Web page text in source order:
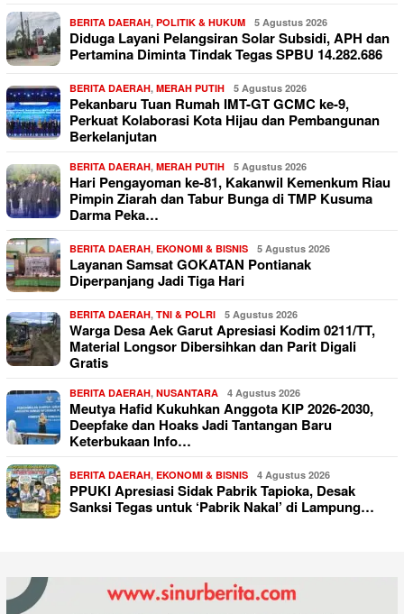
BERITA DAERAH, POLITIK & HUKUM 5 Agustus 2026
Diduga Layani Pelangsiran Solar Subsidi, APH dan
Pertamina Diminta Tindak Tegas SPBU 14.282.686
BERITA DAERAH, MERAH PUTIH 5 Agustus 2026
Pekanbaru Tuan Rumah IMT-GT GCMC ke-9,
Perkuat Kolaborasi Kota Hijau dan Pembangunan
Berkelanjutan
BERITA DAERAH, MERAH PUTIH 5 Agustus 2026
Hari Pengayoman ke-81, Kakanwil Kemenkum Riau
Pimpin Ziarah dan Tabur Bunga di TMP Kusuma
Darma Peka…
BERITA DAERAH, EKONOMI & BISNIS 5 Agustus 2026
Layanan Samsat GOKATAN Pontianak
Diperpanjang Jadi Tiga Hari
BERITA DAERAH, TNI & POLRI 5 Agustus 2026
Warga Desa Aek Garut Apresiasi Kodim 0211/TT,
Material Longsor Dibersihkan dan Parit Digali
Gratis
BERITA DAERAH, NUSANTARA 4 Agustus 2026
Meutya Hafid Kukuhkan Anggota KIP 2026-2030,
Deepfake dan Hoaks Jadi Tantangan Baru
Keterbukaan Info…
BERITA DAERAH, EKONOMI & BISNIS 4 Agustus 2026
PPUKI Apresiasi Sidak Pabrik Tapioka, Desak
Sanksi Tegas untuk ‘Pabrik Nakal’ di Lampung…